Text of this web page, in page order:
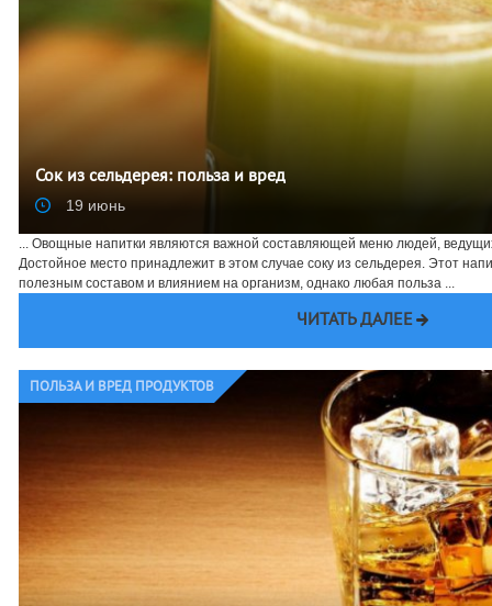
Сок из сельдерея: польза и вред
19 июнь
... Овощные напитки являются важной составляющей меню людей,
Достойное место принадлежит в этом случае соку из сельдерея. Этот
полезным составом и влиянием на организм, однако любая польза ...
ЧИТАТЬ ДАЛЕЕ
ПОЛЬЗА И ВРЕД ПРОДУКТОВ